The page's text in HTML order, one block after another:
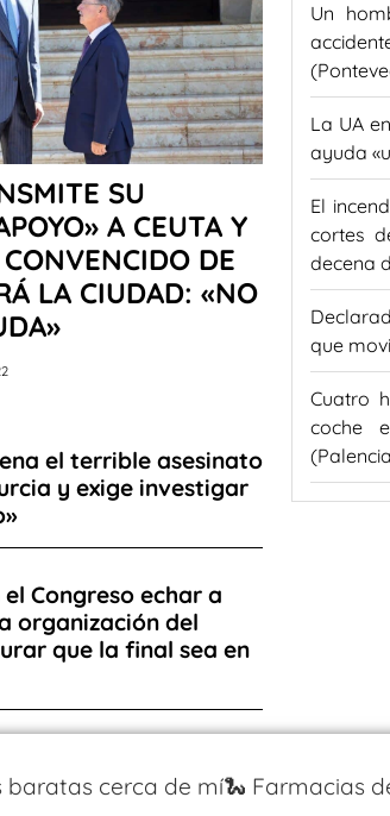
SU
A CEUTA Y
DE
LA CIUDAD: «NO
el terrible asesinato
y exige investigar
Congreso echar a
organización del
que la final sea en
Un
La UA
ayuda
El
cortes
decena
que
Cuatro
coche
baratas cerca de mí🐍 Farmacias